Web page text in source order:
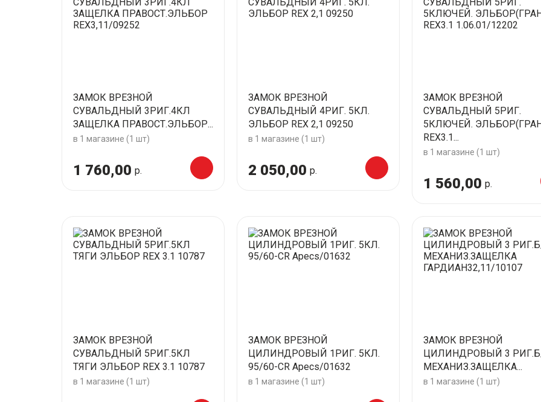
ЗАМОК ВРЕЗНОЙ
СУВАЛЬДНЫЙ 3РИГ.4КЛ
ЗАЩЕЛКА ПРАВОСТ.ЭЛЬБОР...
в 1 магазине (1 шт)
1 760,00 р.
ЗАМОК ВРЕЗНОЙ
СУВАЛЬДНЫЙ 4РИГ. 5КЛ.
ЭЛЬБОР REX 2,1 09250
в 1 магазине (1 шт)
2 050,00 р.
ЗАМОК ВРЕЗНОЙ
СУВАЛЬДНЫЙ 5РИГ.
5КЛЮЧЕЙ.
REX3.1...
в 1 магазине (1 шт)
1 560,00 р.
ЗАМОК ВРЕЗНОЙ
СУВАЛЬДНЫЙ 5РИГ.5КЛ
ТЯГИ ЭЛЬБОР REX 3.1 10787
в 1 магазине (1 шт)
ЗАМОК ВРЕЗНОЙ
ЦИЛИНДРОВЫЙ 1РИГ. 5КЛ.
95/60-CR Apecs/01632
в 1 магазине (1 шт)
ЗАМОК ВРЕЗНОЙ
ЦИЛИНДРОВЫЙ 3
МЕХАНИЗ.ЗАЩЕЛКА...
в 1 магазине (1 шт)